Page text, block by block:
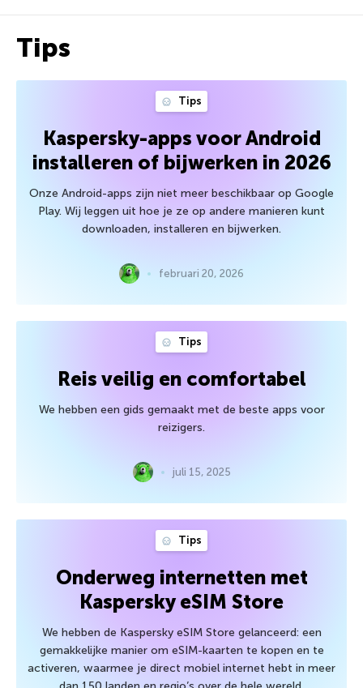
Tips
Tips
Kaspersky-apps voor Android
installeren of bijwerken in 2026
Onze Android-apps zijn niet meer beschikbaar op Google
Play. Wij leggen uit hoe je ze op andere manieren kunt
downloaden, installeren en bijwerken.
februari 20, 2026
Tips
Reis veilig en comfortabel
We hebben een gids gemaakt met de beste apps voor
reizigers.
juli 15, 2025
Tips
Onderweg internetten met
Kaspersky eSIM Store
We hebben de Kaspersky eSIM Store gelanceerd: een
gemakkelijke manier om eSIM-kaarten te kopen en te
activeren, waarmee je direct mobiel internet hebt in meer